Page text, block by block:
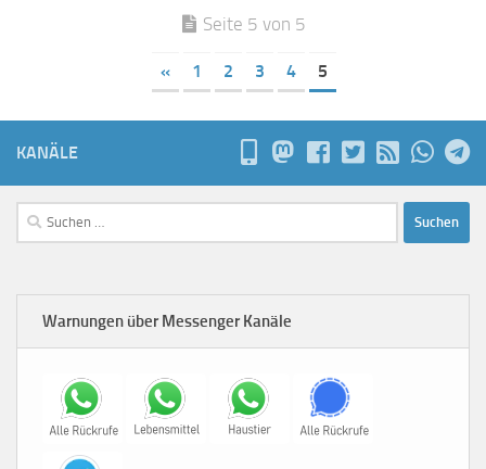
Seite 5 von 5
« 1 2 3 4 5
KANÄLE
Suchen
nach:
Warnungen über Messenger Kanäle